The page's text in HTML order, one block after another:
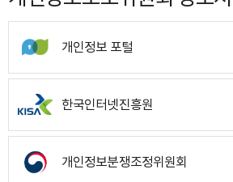
개인정보 포털
한국인터넷진흥원
개인정보분쟁조정위원회